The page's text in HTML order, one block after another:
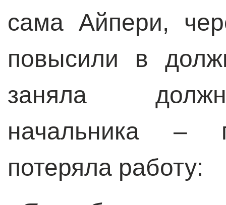
сама Айпери,
повысили в
заняла
начальника –
потеряла работу: